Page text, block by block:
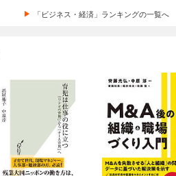
「ビジネス・経済」ランキングの一覧へ